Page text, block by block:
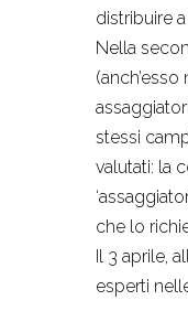
distribuire
Nella
stessi
valutati: la
che lo
Il 3 aprile,
esperti